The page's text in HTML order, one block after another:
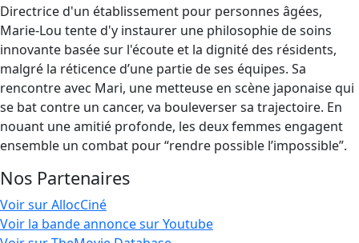
Directrice d'un établissement pour personnes âgées,
Marie-Lou tente d'y instaurer une philosophie de soins
innovante basée sur l'écoute et la dignité des résidents,
malgré la réticence d’une partie de ses équipes. Sa
rencontre avec Mari, une metteuse en scène japonaise qui
se bat contre un cancer, va bouleverser sa trajectoire. En
nouant une amitié profonde, les deux femmes engagent
ensemble un combat pour “rendre possible l’impossible”.
Nos Partenaires
Voir sur AllocCiné
Voir la bande annonce sur Youtube